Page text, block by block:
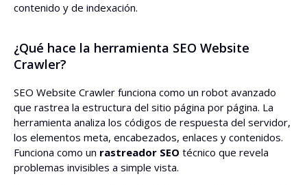
contenido y de indexación.
¿Qué hace la herramienta SEO Website
Crawler?
SEO Website Crawler funciona como un robot avanzado
que rastrea la estructura del sitio página por página. La
herramienta analiza los códigos de respuesta del servidor,
los elementos meta, encabezados, enlaces y contenidos.
Funciona como un rastreador SEO técnico que revela
problemas invisibles a simple vista.